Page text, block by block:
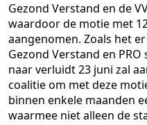
Gezond Verstand en de
waardoor de motie met
aangenomen. Zoals het
Gezond Verstand en
naar verluidt 23 juni zal
coalitie om met deze
binnen enkele maanden
waarmee niet alleen de